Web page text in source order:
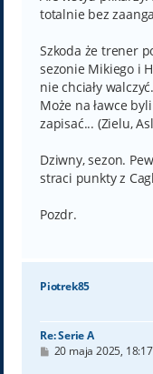
totalnie bez
Szkoda że trener
sezonie Mikiego i
nie chciały walczyć.
Może na ławce
zapisać... (Zielu,
Dziwny, sezon.
straci punkty z
Pozdr.
Piotrek85
Re: Serie A
P20 maja 2025, 18:17